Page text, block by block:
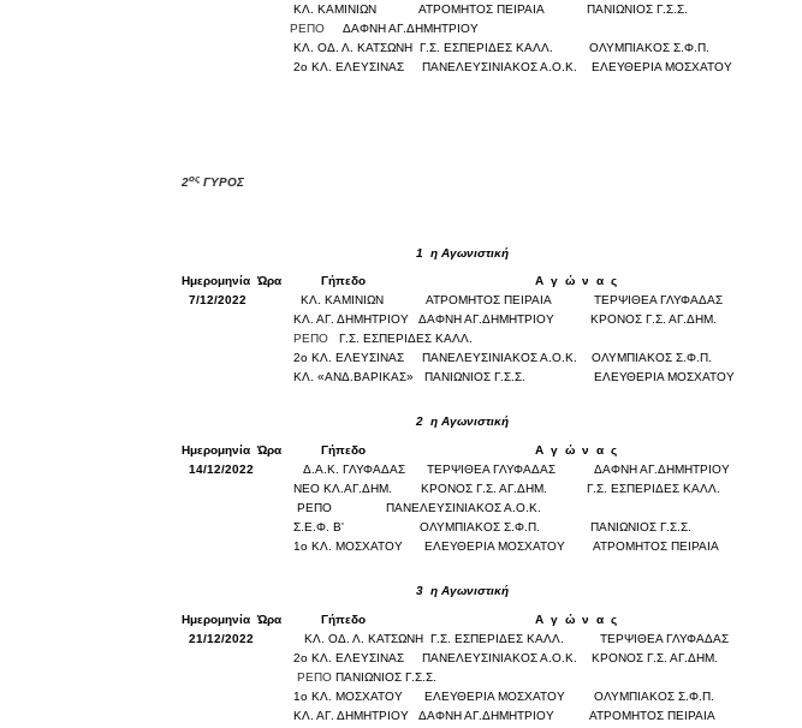
ΚΛ. ΚΑΜΙΝΙΩΝ
ΑΤΡΟΜΗΤΟΣ ΠΕΙΡΑΙΑ ΠΑΝΙΩΝΙΟΣ Γ.Σ.Σ.
ΡΕΠΟ
ΔΑΦΝΗ ΑΓ.ΔΗΜΗΤΡΙΟΥ
ΚΛ. ΟΔ. Λ. ΚΑΤΣΩΝΗ Γ.Σ. ΕΣΠΕΡΙΔΕΣ ΚΑΛΛ. ΟΛΥΜΠΙΑΚΟΣ Σ.Φ.Π.
2ο ΚΛ. ΕΛΕΥΣΙΝΑΣ
ΠΑΝΕΛΕΥΣΙΝΙΑΚΟΣ Α.Ο.Κ. ΕΛΕΥΘΕΡΙΑ ΜΟΣΧΑΤΟΥ
2οςΓΥΡΟΣ
1 η Αγωνιστική
Ημερομηνία Ώρα Γήπεδο Α γ ώ ν α ς
7/12/2022
ΚΛ. ΚΑΜΙΝΙΩΝ ΑΤΡΟΜΗΤΟΣ ΠΕΙΡΑΙΑ ΤΕΡΨΙΘΕΑ ΓΛΥΦΑΔΑΣ
ΚΛ. ΑΓ. ΔΗΜΗΤΡΙΟΥ
ΔΑΦΝΗ ΑΓ.ΔΗΜΗΤΡΙΟΥ ΚΡΟΝΟΣ Γ.Σ. ΑΓ.ΔΗΜ.
ΡΕΠΟ Γ.Σ. ΕΣΠΕΡΙΔΕΣ ΚΑΛΛ.
2ο ΚΛ. ΕΛΕΥΣΙΝΑΣ
ΠΑΝΕΛΕΥΣΙΝΙΑΚΟΣ Α.Ο.Κ. ΟΛΥΜΠΙΑΚΟΣ Σ.Φ.Π.
ΚΛ. «ΑΝΔ.ΒΑΡΙΚΑΣ»
ΠΑΝΙΩΝΙΟΣ Γ.Σ.Σ. ΕΛΕΥΘΕΡΙΑ ΜΟΣΧΑΤΟΥ
2 η Αγωνιστική
Ημερομηνία Ώρα Γήπεδο Α γ ώ ν α ς
14/12/2022
Δ.Α.Κ. ΓΛΥΦΑΔΑΣ ΤΕΡΨΙΘΕΑ ΓΛΥΦΑΔΑΣ ΔΑΦΝΗ ΑΓ.ΔΗΜΗΤΡΙΟΥ
ΝΕΟ ΚΛ.ΑΓ.ΔΗΜ.
ΚΡΟΝΟΣ Γ.Σ. ΑΓ.ΔΗΜ. Γ.Σ. ΕΣΠΕΡΙΔΕΣ ΚΑΛΛ.
ΡΕΠΟ
ΠΑΝΕΛΕΥΣΙΝΙΑΚΟΣ Α.Ο.Κ.
Σ.Ε.Φ. Β'
ΟΛΥΜΠΙΑΚΟΣ Σ.Φ.Π. ΠΑΝΙΩΝΙΟΣ Γ.Σ.Σ.
1ο ΚΛ. ΜΟΣΧΑΤΟΥ
ΕΛΕΥΘΕΡΙΑ ΜΟΣΧΑΤΟΥ ΑΤΡΟΜΗΤΟΣ ΠΕΙΡΑΙΑ
3 η Αγωνιστική
Ημερομηνία Ώρα Γήπεδο Α γ ώ ν α ς
21/12/2022
ΚΛ. ΟΔ. Λ. ΚΑΤΣΩΝΗ Γ.Σ. ΕΣΠΕΡΙΔΕΣ ΚΑΛΛ. ΤΕΡΨΙΘΕΑ ΓΛΥΦΑΔΑΣ
2ο ΚΛ. ΕΛΕΥΣΙΝΑΣ
ΠΑΝΕΛΕΥΣΙΝΙΑΚΟΣ Α.Ο.Κ. ΚΡΟΝΟΣ Γ.Σ. ΑΓ.ΔΗΜ.
ΡΕΠΟ ΠΑΝΙΩΝΙΟΣ Γ.Σ.Σ.
1ο ΚΛ. ΜΟΣΧΑΤΟΥ
ΕΛΕΥΘΕΡΙΑ ΜΟΣΧΑΤΟΥ ΟΛΥΜΠΙΑΚΟΣ Σ.Φ.Π.
ΚΛ. ΑΓ. ΔΗΜΗΤΡΙΟΥ
ΔΑΦΝΗ ΑΓ.ΔΗΜΗΤΡΙΟΥ ΑΤΡΟΜΗΤΟΣ ΠΕΙΡΑΙΑ